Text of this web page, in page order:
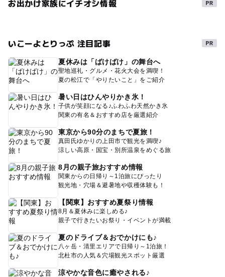
お出かけ家族にイチオシ情報
いこーよとりっぷ 注目記事
夏休みは「ばけばけ」の舞台へ
聖地巡礼・グルメ・花火大会を満喫！
夏の松江で「やりたいこと」をご紹介
暑い日はひんやりかき氷！
子供が笑顔になる♪ふわふわ天然かき氷
関東の有名＆おすすめ店を厳選紹介
東京から90分のまちで夏旅！
真田氏ゆかりの上田市で観光を満喫♪
涼しい高原・国宝・別所温泉をめぐる旅
8月の親子旅おすすめ情報
関東からの日帰り～1泊旅にぴったり
観光地・穴場＆避暑地や収穫体験も！
【関東】おすすめ夏祭り情報
8月＆夏休みに楽しめる♪
親子で行きたいお祭り・イベントが満載
夏のドライブ＆おでかけにも♪
八ヶ岳・清里エリアで日帰り～1泊旅！
北杜市の人気＆穴場観光スポット厳選
涼やかな音色に癒やされる♪